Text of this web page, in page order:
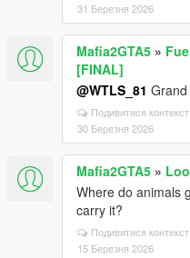
31 Березня 2026
Mafia2GTA5 »
[FINAL]
@WTLS_81
Подивитися контекст
30 Березня 2026
Mafia2GTA5 »
Where do animals
carry it?
Подивитися контекст
15 Березня 2026